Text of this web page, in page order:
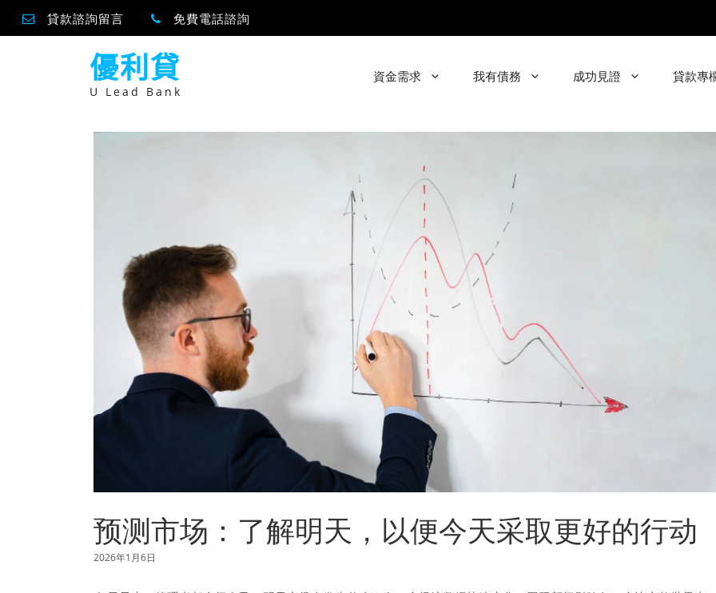
貸款諮詢留言 免費電話諮詢
優利貸
U Lead Bank
資金需求 我有債務 成功見證 貸款專
预测市场：了解明天，以便今天采取更好的行动
2026年1月6日